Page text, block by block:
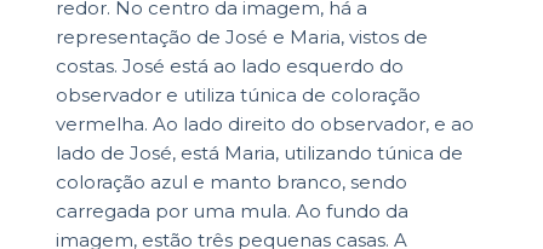
redor. No centro da imagem, há a
representação de José e Maria, vistos de
costas. José está ao lado esquerdo do
observador e utiliza túnica de coloração
vermelha. Ao lado direito do observador, e ao
lado de José, está Maria, utilizando túnica de
coloração azul e manto branco, sendo
carregada por uma mula. Ao fundo da
imagem, estão três pequenas casas. A